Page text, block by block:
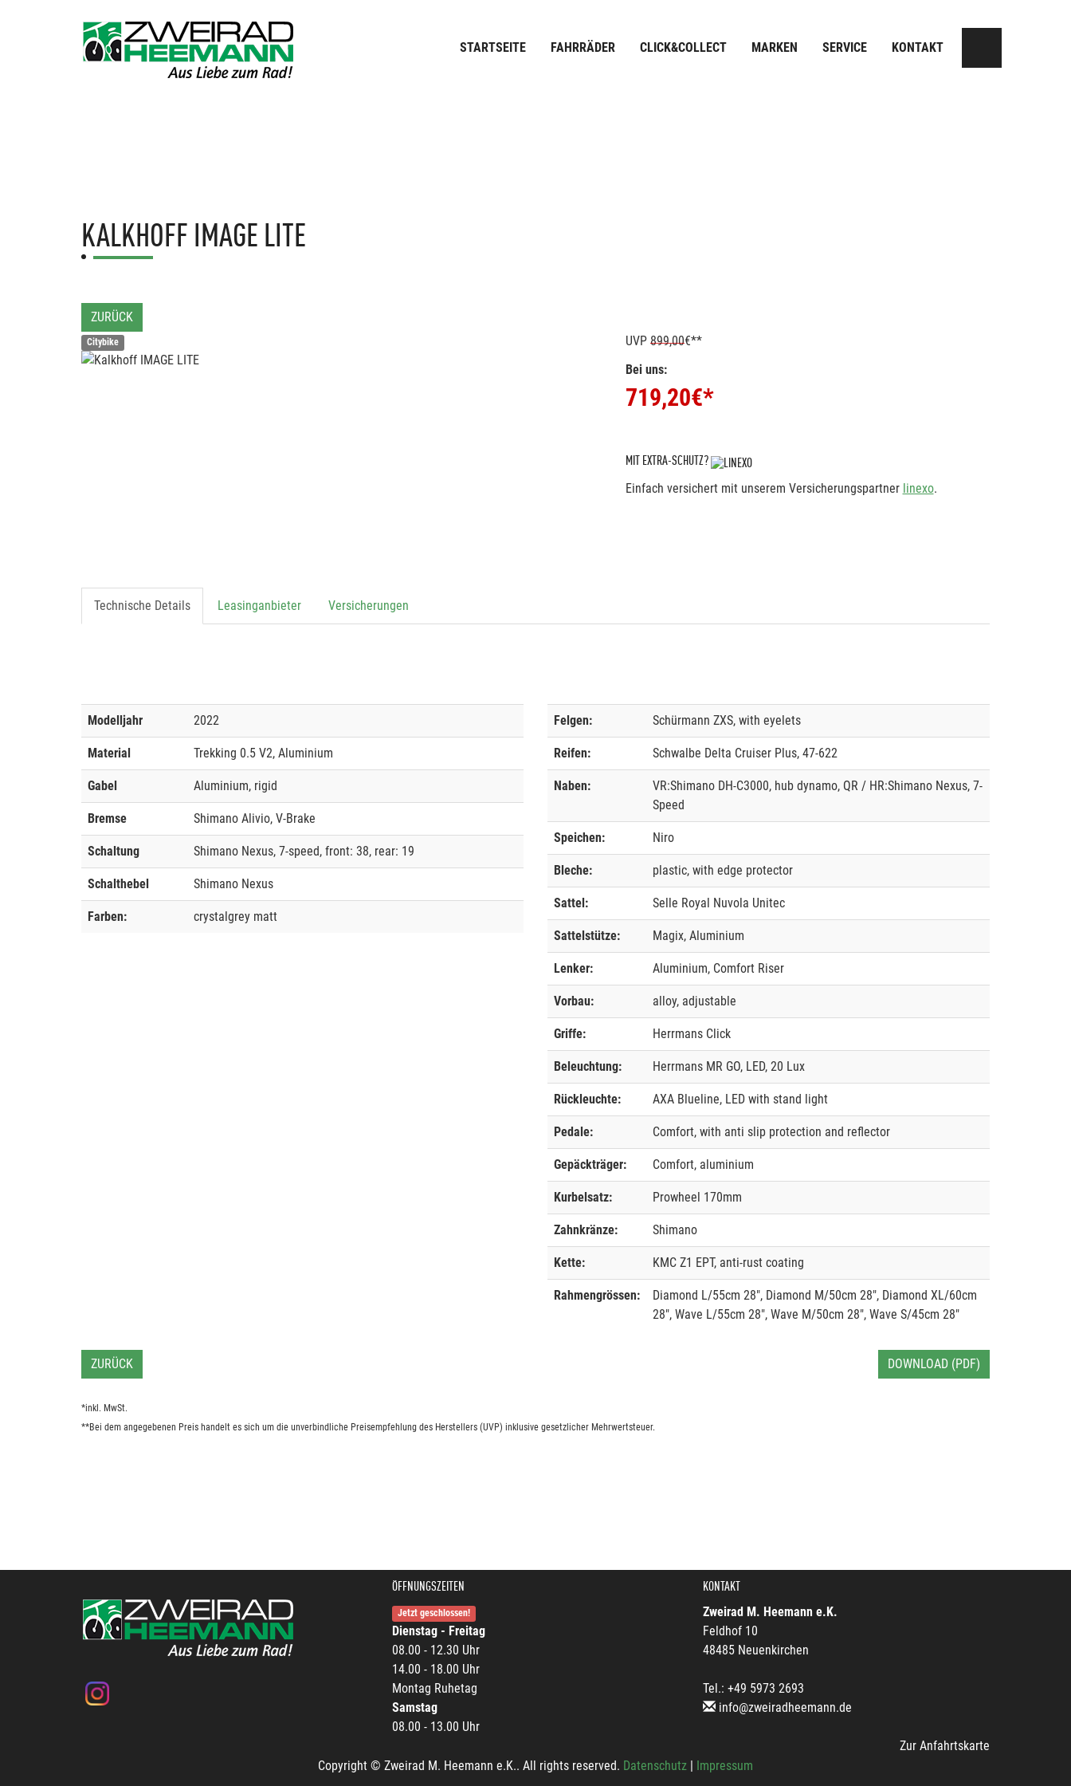
STARTSEITE FAHRRÄDER CLICK&COLLECT MARKEN SERVICE KONTAKT
KALKHOFF IMAGE LITE
ZURÜCK
Citybike UVP 899,00€**
Bei uns:
719,20€*
MIT EXTRA-SCHUTZ?
Einfach versichert mit unserem Versicherungspartner linexo.
Technische Details Leasinganbieter Versicherungen
Modelljahr 2022
Material Trekking 0.5 V2, Aluminium
Gabel Aluminium, rigid
Bremse Shimano Alivio, V-Brake
Schaltung Shimano Nexus, 7-speed, front: 38, rear: 19
Schalthebel Shimano Nexus
Farben: crystalgrey matt
Felgen: Schürmann ZXS, with eyelets
Reifen: Schwalbe Delta Cruiser Plus, 47-622
Naben:
VR:Shimano DH-C3000, hub dynamo, QR / HR:Shimano Nexus, 7-
Speed
Speichen: Niro
Bleche: plastic, with edge protector
Sattel: Selle Royal Nuvola Unitec
Sattelstütze: Magix, Aluminium
Lenker: Aluminium, Comfort Riser
Vorbau: alloy, adjustable
Griffe: Herrmans Click
Beleuchtung: Herrmans MR GO, LED, 20 Lux
Rückleuchte: AXA Blueline, LED with stand light
Pedale: Comfort, with anti slip protection and reflector
Gepäckträger: Comfort, aluminium
Kurbelsatz: Prowheel 170mm
Zahnkränze: Shimano
Kette: KMC Z1 EPT, anti-rust coating
Rahmengrössen:
Diamond L/55cm 28", Diamond M/50cm 28", Diamond XL/60cm
28", Wave L/55cm 28", Wave M/50cm 28", Wave S/45cm 28"
ZURÜCK DOWNLOAD (PDF)
*inkl. MwSt.
**Bei dem angegebenen Preis handelt es sich um die unverbindliche Preisempfehlung des Herstellers (UVP) inklusive gesetzlicher Mehrwertsteuer.
ÖFFNUNGSZEITEN
Jetzt geschlossen!
Dienstag - Freitag
08.00 - 12.30 Uhr
14.00 - 18.00 Uhr
Montag Ruhetag
Samstag
08.00 - 13.00 Uhr
KONTAKT
Zweirad M. Heemann e.K.
Feldhof 10
48485 Neuenkirchen
Tel.: +49 5973 2693
info@zweiradheemann.de
Zur Anfahrtskarte
Copyright © Zweirad M. Heemann e.K.. All rights reserved. Datenschutz Impressum